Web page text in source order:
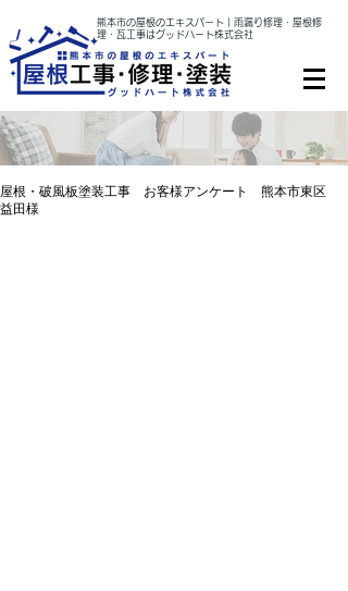
熊本市の屋根のエキスパート｜雨漏り修理・屋根修
理・瓦工事はグッドハート株式会社
屋根・破風板塗装工事 お客様アンケート 熊本市東区
益田様